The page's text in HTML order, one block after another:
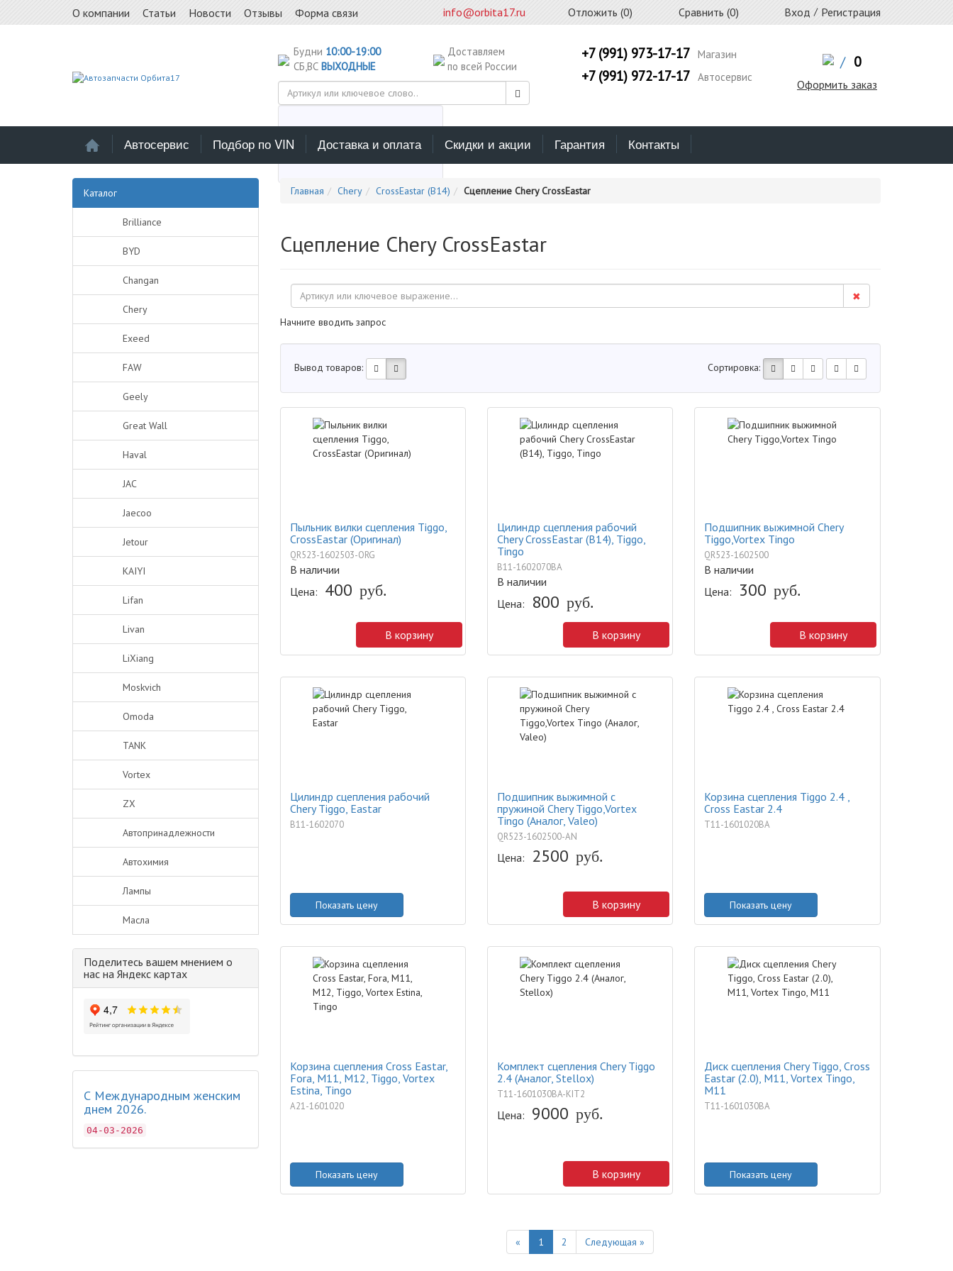
О компании Статьи Новости Отзывы Форма связи info@orbita17.ru Отложить (0) Сравнить (0) Вход / Регистрация
Будни 10:00-19:00
СБ,ВС ВЫХОДНЫЕ
Доставляем
по всей России
Выберите каталог поиска
+7 (991) 973-17-17 Магазин
+7 (991) 972-17-17 Автосервис
/ 0
Оформить заказ
Автосервис Подбор по VIN Доставка и оплата Скидки и акции Гарантия Контакты
Каталог
Brilliance
BYD
Changan
Chery
Exeed
FAW
Geely
Great Wall
Haval
JAC
Jaecoo
Jetour
KAIYI
Lifan
Livan
LiXiang
Moskvich
Omoda
TANK
Vortex
ZX
Автопринадлежности
Автохимия
Лампы
Масла
Поделитесь вашем мнением о
нас на Яндекс картах
С Международным женским
днем 2026.
04-03-2026
Главная Chery CrossEastar (B14) Сцепление Chery CrossEastar
Сцепление Chery CrossEastar
Начните вводить запрос
Вывод товаров: Сортировка:
Пыльник вилки сцепления Tiggo,
CrossEastar (Оригинал)
QR523-1602503-ORG
В наличии
Цена: 400 руб.
В корзину
Цилиндр сцепления рабочий
Chery CrossEastar (B14), Tiggo,
Tingo
B11-1602070BA
В наличии
Цена:
800 руб.
В корзину
Подшипник выжимной Chery
Tiggo,Vortex Tingo
QR523-1602500
В наличии
Цена:
300 руб.
В корзину
Цилиндр сцепления рабочий
Chery Tiggo, Eastar
B11-1602070
Показать цену
Подшипник выжимной с
пружиной Chery Tiggo,Vortex
Tingo (Аналог, Valeo)
QR523-1602500-AN
Цена: 2500 руб.
В корзину
Корзина сцепления Tiggo 2.4 ,
Cross Eastar 2.4
T11-1601020BA
Показать цену
Корзина сцепления Cross Eastar,
Fora, M11, M12, Tiggo, Vortex
Estina, Tingo
A21-1601020
Показать цену
Комплект сцепления Chery Tiggo
2.4 (Аналог, Stellox)
T11-1601030BA-KIT2
Цена: 9000 руб.
В корзину
Диск сцепления Chery Tiggo, Cross
Eastar (2.0), M11, Vortex Tingo,
M11
T11-1601030BA
Показать цену
« Previous
1 2 Следующая »